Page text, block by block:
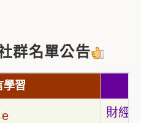
群名單公告
學習
財經